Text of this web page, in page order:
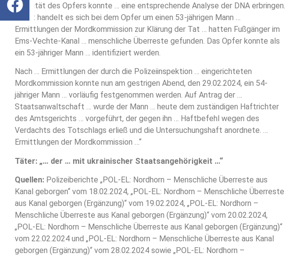
Identität des Opfers konnte … eine entsprechende Analyse der DNA erbringen.
Somit handelt es sich bei dem Opfer um einen 53-jährigen Mann …
Ermittlungen der Mordkommission zur Klärung der Tat … hatten Fußgänger im
Ems-Vechte-Kanal … menschliche Überreste gefunden. Das Opfer konnte als
ein 53-jähriger Mann … identifiziert werden.
Nach … Ermittlungen der durch die Polizeiinspektion … eingerichteten
Mordkommission konnte nun am gestrigen Abend, den 29.02.2024, ein 54-
jähriger Mann … vorläufig festgenommen werden. Auf Antrag der …
Staatsanwaltschaft … wurde der Mann … heute dem zuständigen Haftrichter
des Amtsgerichts … vorgeführt, der gegen ihn … Haftbefehl wegen des
Verdachts des Totschlags erließ und die Untersuchungshaft anordnete. …
Ermittlungen der Mordkommission …“
Täter: „… der … mit ukrainischer Staatsangehörigkeit …“
Quellen: Polizeiberichte „POL-EL: Nordhorn – Menschliche Überreste aus
Kanal geborgen“ vom 18.02.2024, „POL-EL: Nordhorn – Menschliche Überreste
aus Kanal geborgen (Ergänzung)“ vom 19.02.2024, „POL-EL: Nordhorn –
Menschliche Überreste aus Kanal geborgen (Ergänzung)“ vom 20.02.2024,
„POL-EL: Nordhorn – Menschliche Überreste aus Kanal geborgen (Ergänzung)“
vom 22.02.2024 und „POL-EL: Nordhorn – Menschliche Überreste aus Kanal
geborgen (Ergänzung)“ vom 28.02.2024 sowie „POL-EL: Nordhorn –